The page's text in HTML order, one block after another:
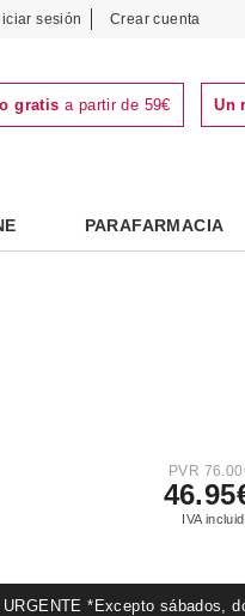
sesión Crear cuenta
gratis a partir de 59€ Un
PARAFARMACIA
PVR
IVA
*Excepto sábados,